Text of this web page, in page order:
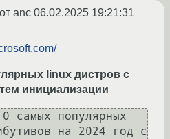
от anc 06.02.2025 19:21:31
linux дистров с
инициализации
самых популярных
на 2024 год с